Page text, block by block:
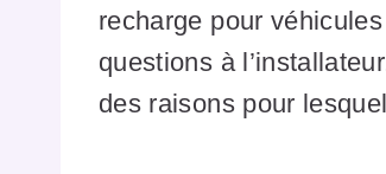
recharge pour
questions à
des raisons pour